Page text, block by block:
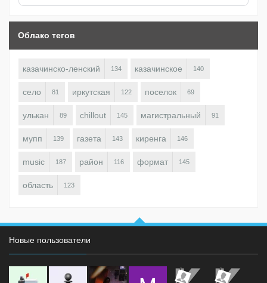
Облако тегов
казачинско-ленский 134 казачинское 140
село 81 иркутская 122 поселок 69
улькан 89 chillout 145 магистральный 91
мупп 139 газета 143 киренга 146
music 187 район 116 формат 145
область 123
Новые пользователи